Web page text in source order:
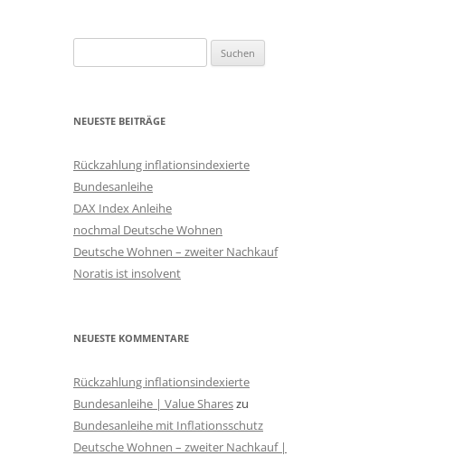
nach:
NEUESTE BEITRÄGE
Rückzahlung inflationsindexierte
Bundesanleihe
DAX Index Anleihe
nochmal Deutsche Wohnen
Deutsche Wohnen – zweiter Nachkauf
Noratis ist insolvent
NEUESTE KOMMENTARE
Rückzahlung inflationsindexierte
Bundesanleihe | Value Shareszu
Bundesanleihe mit Inflationsschutz
Deutsche Wohnen – zweiter Nachkauf |